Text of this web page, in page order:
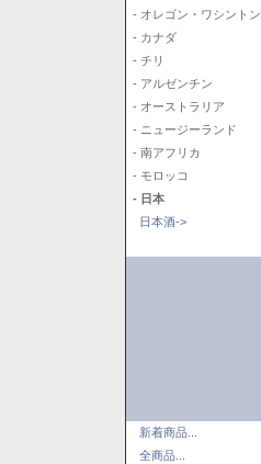
- オレゴン・ワシントン
- カナダ
- チリ
- アルゼンチン
- オーストラリア
- ニュージーランド
- 南アフリカ
- モロッコ
- 日本
日本酒->
新着商品...
全商品...